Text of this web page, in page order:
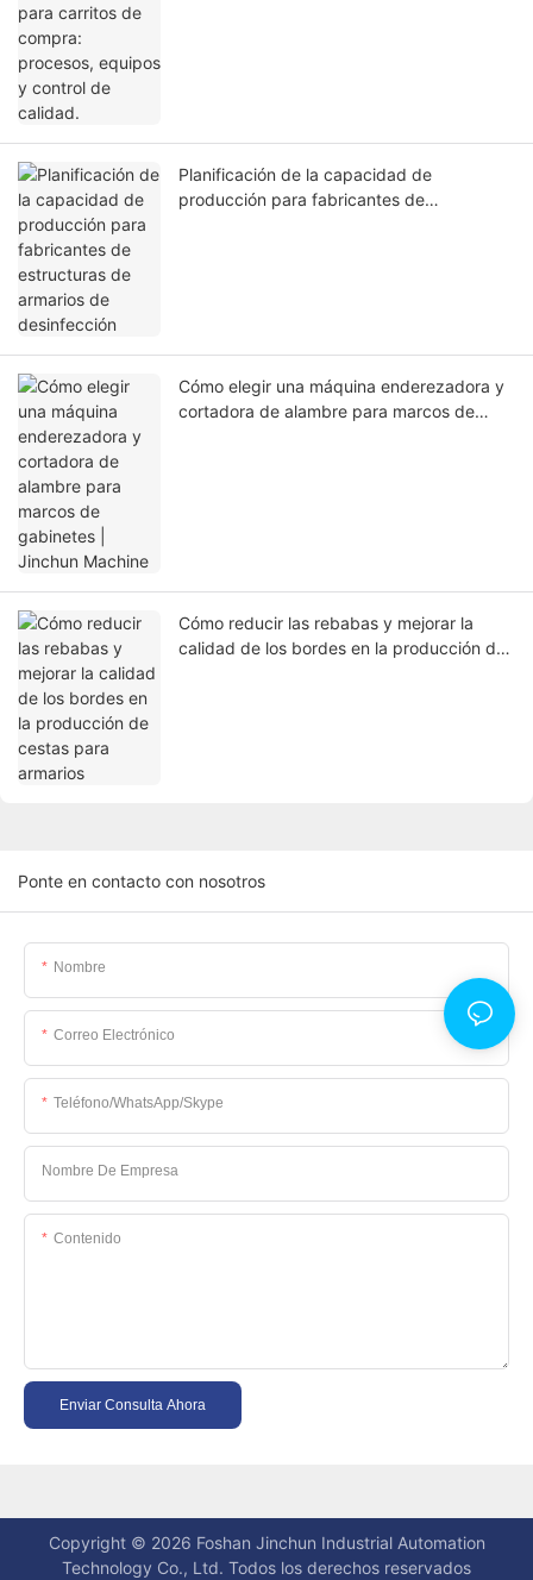
Planificación de la capacidad de
producción para fabricantes de
Cómo elegir una máquina enderezadora y
cortadora de alambre para marcos de
Cómo reducir las rebabas y mejorar la
calidad de los bordes en la producción de
Ponte en contacto con nosotros
Nombre
Correo Electrónico
Teléfono/WhatsApp/Skype
Nombre De Empresa
Contenido
Enviar Consulta Ahora
Copyright © 2026 Foshan Jinchun Industrial Automation
Technology Co., Ltd. Todos los derechos reservados